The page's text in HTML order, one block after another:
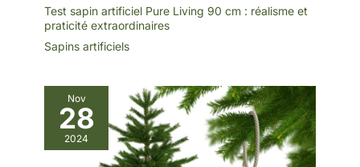
Test sapin artificiel Pure Living 90 cm : réalisme et
praticité extraordinaires
Sapins artificiels
Nov
28
2024